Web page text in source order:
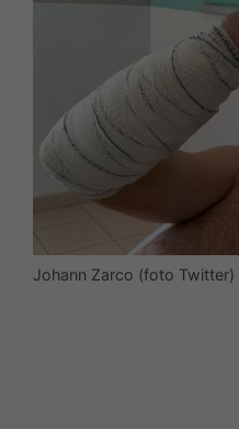
Johann Zarco (foto Twitter)